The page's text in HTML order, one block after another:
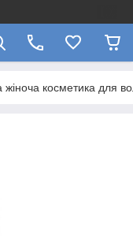
косметика для